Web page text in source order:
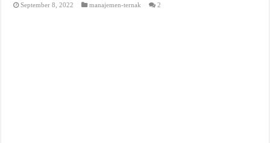
September 8, 2022 manajemen-ternak 2